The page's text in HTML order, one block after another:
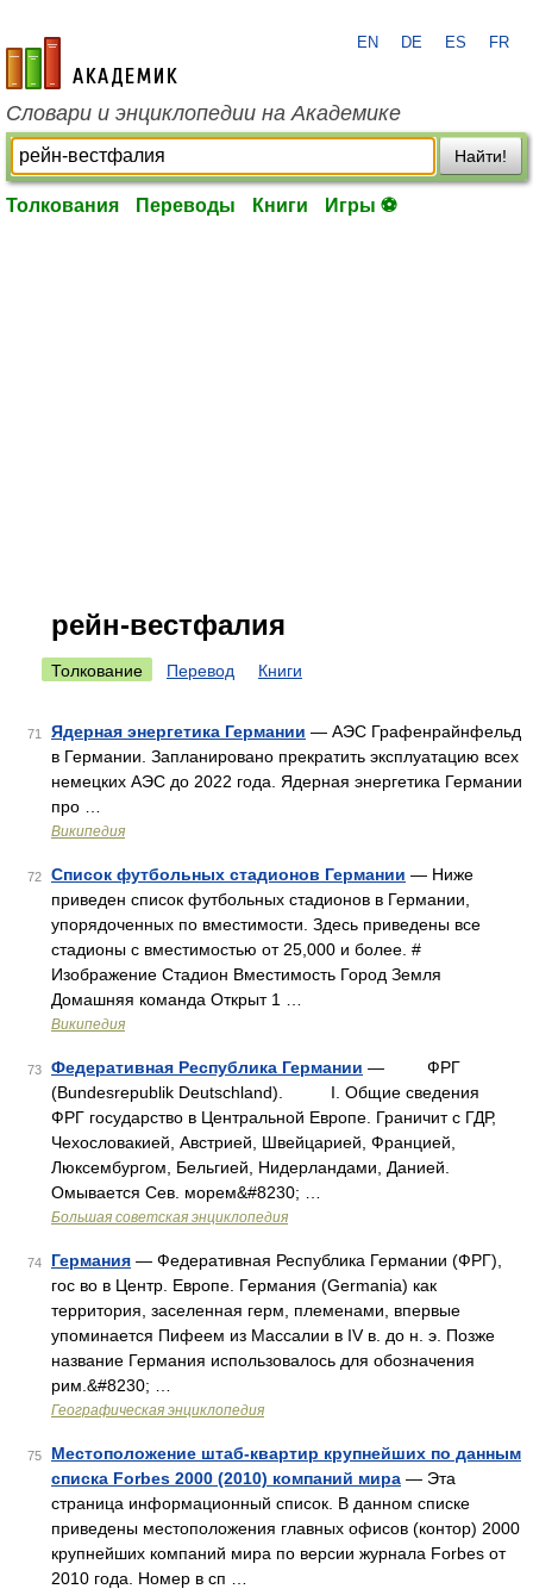
academic.ru
EN DE ES FR
Словари и энциклопедии на Академике
Найти!
Толкования Переводы Книги Игры ⚽
рейн-вестфалия
Толкование Перевод Книги
71 Ядерная энергетика Германии — АЭС Графенрайнфельд
в Германии. Запланировано прекратить эксплуатацию всех
немецких АЭС до 2022 года. Ядерная энергетика Германии
про …
Википедия
72 Список футбольных стадионов Германии — Ниже
приведен список футбольных стадионов в Германии,
упорядоченных по вместимости. Здесь приведены все
стадионы с вместимостью от 25,000 и более. #
Изображение Стадион Вместимость Город Земля
Домашняя команда Открыт 1 …
Википедия
73 Федеративная Республика Германии — ФРГ
(Bundesrepublik Deutschland). I. Общие сведения
ФРГ государство в Центральной Европе. Граничит с ГДР,
Чехословакией, Австрией, Швейцарией, Францией,
Люксембургом, Бельгией, Нидерландами, Данией.
Омывается Сев. морем&#8230; …
Большая советская энциклопедия
74 Германия — Федеративная Республика Германии (ФРГ),
гос во в Центр. Европе. Германия (Germania) как
территория, заселенная герм, племенами, впервые
упоминается Пифеем из Массалии в IV в. до н. э. Позже
название Германия использовалось для обозначения
рим.&#8230; …
Географическая энциклопедия
75
Местоположение штаб-квартир крупнейших по данным
списка Forbes 2000 (2010) компаний мира — Эта
страница информационный список. В данном списке
приведены местоположения главных офисов (контор) 2000
крупнейших компаний мира по версии журнала Forbes от
2010 года. Номер в сп …